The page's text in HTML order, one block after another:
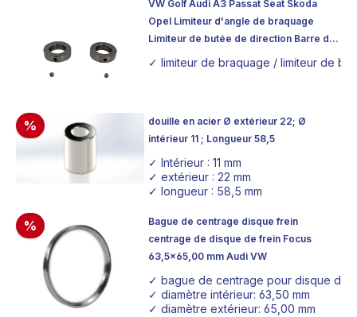
VW Golf Audi A3 Passat Seat Skoda
Opel Limiteur d'angle de braquage
Limiteur de butée de direction Barre de
direction en acier inoxydable -
✓ limiteur de braquage / limiteur de
%
douille en acier Ø extérieur 22; Ø
intérieur 11 ; Longueur 58,5
✓ Intérieur : 11 mm
✓ extérieur : 22 mm
✓ longueur : 58,5 mm
%
Bague de centrage disque frein
centrage de disque de frein Focus
63,5x65,00 mm Audi VW
✓ bague de centrage pour disque de
✓ diamètre intérieur: 63,50 mm
✓ diamètre extérieur: 65,00 mm